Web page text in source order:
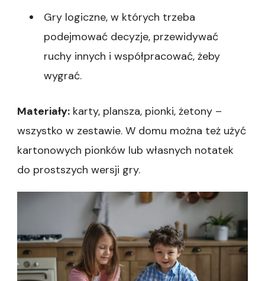
Gry logiczne, w których trzeba
podejmować decyzje, przewidywać
ruchy innych i współpracować, żeby
wygrać.
Materiały: karty, plansza, pionki, żetony –
wszystko w zestawie. W domu można też użyć
kartonowych pionków lub własnych notatek
do prostszych wersji gry.